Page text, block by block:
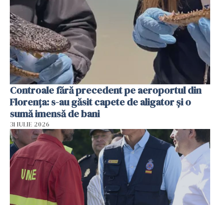
Controale fără precedent pe aeroportul din
Florența: s-au găsit capete de aligator și o
sumă imensă de bani
31 IULIE 2026